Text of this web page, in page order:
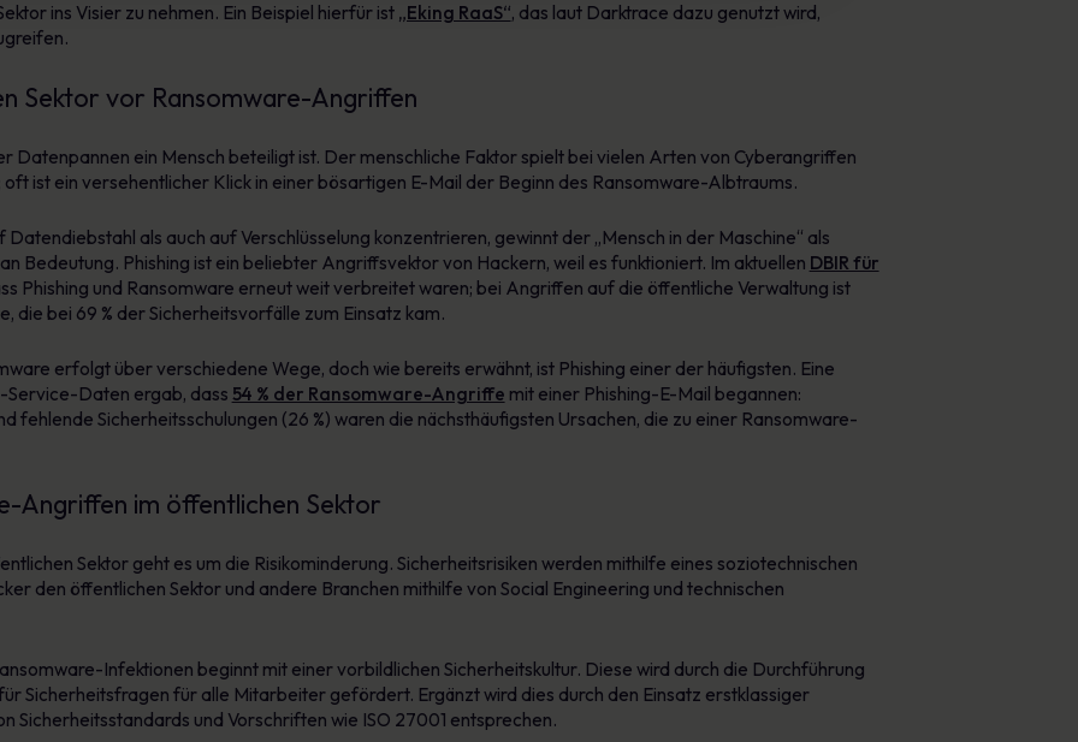
ins Visier zu nehmen. Ein Beispiel hierfür ist „Eking RaaS“, das laut Darktrace dazu genutzt wird,
Sektor vor Ransomware-Angriffen
Datenpannen ein Mensch beteiligt ist. Der menschliche Faktor spielt bei vielen Arten von Cyberangriffen
ist ein versehentlicher Klick in einer bösartigen E-Mail der Beginn des Ransomware-Albtraums.
als auch auf Verschlüsselung konzentrieren, gewinnt der „Mensch in der Maschine“ als
Bedeutung. Phishing ist ein beliebter Angriffsvektor von Hackern, weil es funktioniert. Im aktuellen DBIR für
Phishing und Ransomware erneut weit verbreitet waren; bei Angriffen auf die öffentliche Verwaltung ist
die bei 69 % der Sicherheitsvorfälle zum Einsatz kam.
erfolgt über verschiedene Wege, doch wie bereits erwähnt, ist Phishing einer der häufigsten. Eine
Daten ergab, dass 54 % der Ransomware-Angriffe mit einer Phishing-E-Mail begannen:
fehlende Sicherheitsschulungen (26 %) waren die nächsthäufigsten Ursachen, die zu einer Ransomware-
Angriffen im öffentlichen Sektor
Sektor geht es um die Risikominderung. Sicherheitsrisiken werden mithilfe eines soziotechnischen
den öffentlichen Sektor und andere Branchen mithilfe von Social Engineering und technischen
Infektionen beginnt mit einer vorbildlichen Sicherheitskultur. Diese wird durch die Durchführung
Sicherheitsfragen für alle Mitarbeiter gefördert. Ergänzt wird dies durch den Einsatz erstklassiger
Sicherheitsstandards und Vorschriften wie ISO 27001 entsprechen.